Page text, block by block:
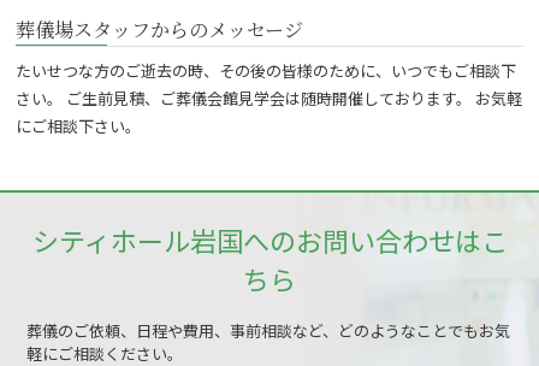
葬儀場スタッフからのメッセージ
たいせつな方のご逝去の時、その後の皆様のために、いつでもご相談下
さい。 ご生前見積、ご葬儀会館見学会は随時開催しております。 お気軽
にご相談下さい。
シティホール岩国へのお問い合わせはこ
ちら
葬儀のご依頼、日程や費用、事前相談など、どのようなことでもお気
軽にご相談ください。